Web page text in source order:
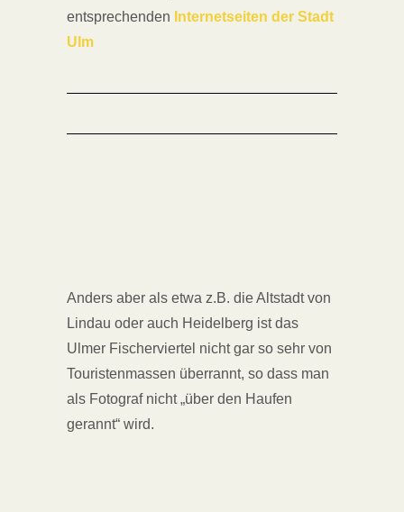
entsprechenden Internetseiten der Stadt
Ulm
Anders aber als etwa z.B. die Altstadt von
Lindau oder auch Heidelberg ist das
Ulmer Fischerviertel nicht gar so sehr von
Touristenmassen überrannt, so dass man
als Fotograf nicht „über den Haufen
gerannt“ wird.